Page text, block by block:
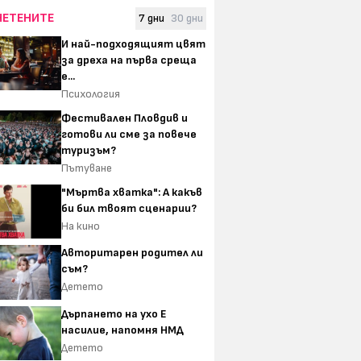
7 дни 30 дни
И най-подходящият цвят
за дреха на първа среща
е...
Психология
Фестивален Пловдив и
готови ли сме за повече
туризъм?
Пътуване
"Мъртва хватка": А какъв
би бил твоят сценарии?
На кино
Авторитарен родител ли
съм?
Детето
Дърпането на ухо Е
насилие, напомня НМД
Детето